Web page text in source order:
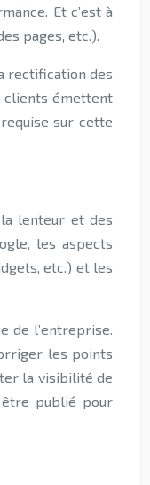
Et c’est à
pages, etc.).
rectification des
clients émettent
sur cette
lenteur et des
les aspects
etc.) et les
de l’entreprise.
les points
la visibilité de
être publié pour